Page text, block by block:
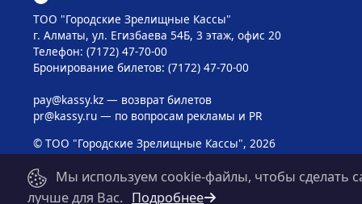
ТОО "Городские Зрелищные Кассы"
г. Алматы, ул. Егизбаева 54Б, 3 этаж, офис 20
Телефон: (7172) 47-70-00
Бронирование билетов: (7172) 47-70-00
pay@kassy.kz— возврат билетов
pr@kassy.ru— по вопросам рекламы и PR
© ТОО "Городские Зрелищные Кассы", 2026
Мы используем cookie-файлы, чтобы сделать
лучше для Вас. Подробнее